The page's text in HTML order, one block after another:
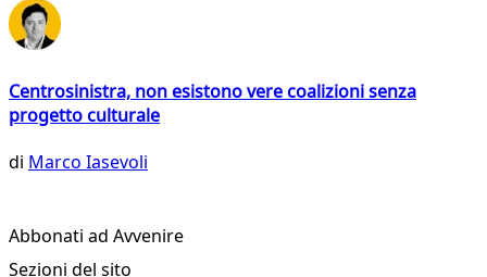
Centrosinistra, non esistono vere coalizioni senza
progetto culturale
di Marco Iasevoli
Abbonati ad Avvenire
Sezioni del sito